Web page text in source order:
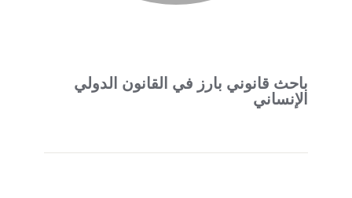
باحث قانوني بارز في القانون الدولي
الإنساني